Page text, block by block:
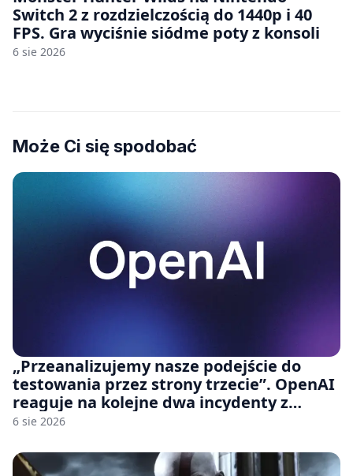
Switch 2 z rozdzielczością do 1440p i 40
FPS. Gra wyciśnie siódme poty z konsoli
6 sie 2026
Może Ci się spodobać
„Przeanalizujemy nasze podejście do
testowania przez strony trzecie”. OpenAI
reaguje na kolejne dwa incydenty z
udziałem autorskich modeli
6 sie 2026